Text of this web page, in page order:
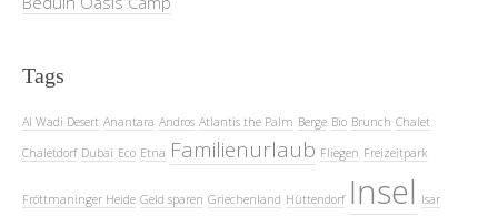
Tags
Al Wadi Desert Anantara Andros Atlantis the Palm Berge Bio Brunch Chalet
Chaletdorf Dubai Eco Etna Familienurlaub Fliegen Freizeitpark
Fröttmaninger Heide Geld sparen Griechenland Hüttendorf Insel Isar